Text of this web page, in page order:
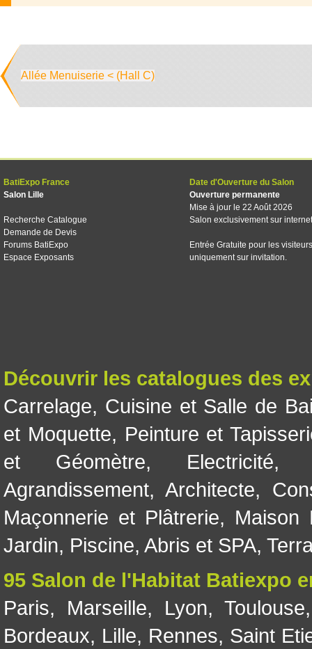
Allée Menuiserie < (Hall C)
BatiExpo France
Salon Lille
Recherche Catalogue
Demande de Devis
Forums BatiExpo
Espace Exposants
Date d'Ouverture du Salon
Ouverture permanente
Mise à jour le 22 Août 2026
Salon exclusivement sur internet
Entrée Gratuite pour les visiteurs
uniquement sur invitation.
Découvrir les catalogues des
Carrelage, Cuisine et Salle de
et Moquette, Peinture et
et Géomètre, Electricité
Agrandissement, Architecte,
Maçonnerie et Plâtrerie, Maison
Jardin, Piscine, Abris et SPA,
95 Salon de l'Habitat Batiexpo
Paris, Marseille, Lyon, Toulouse
Bordeaux, Lille, Rennes, Saint